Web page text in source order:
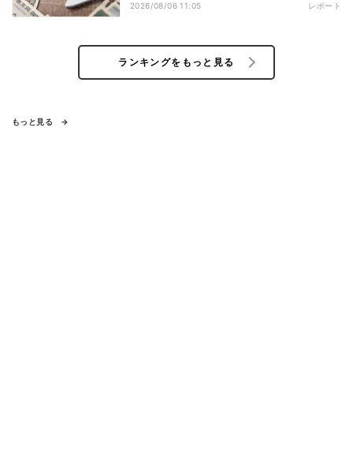
2026/08/06 11:05 レポート
ランキングをもっと見る
もっと見る